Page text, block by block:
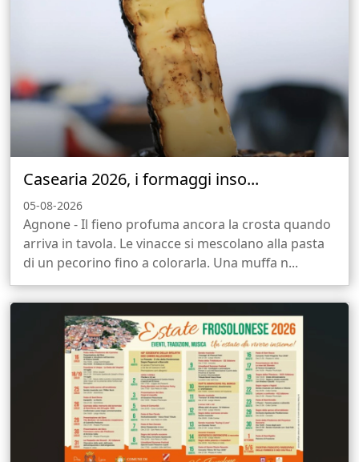
Casearia 2026, i formaggi inso...
05-08-2026
Agnone - Il fieno profuma ancora la crosta quando
arriva in tavola. Le vinacce si mescolano alla pasta
di un pecorino fino a colorarla. Una muffa n...